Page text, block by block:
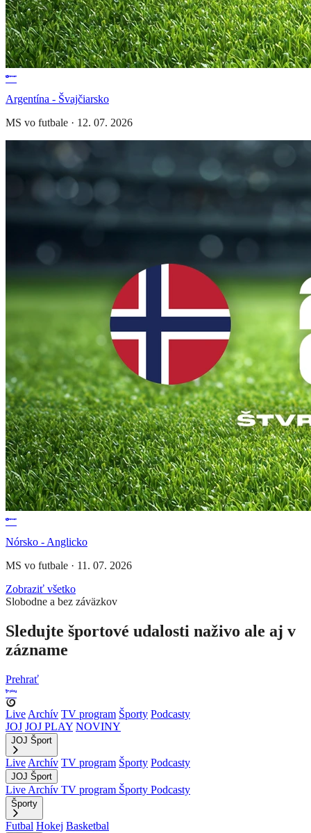
Argentína - Švajčiarsko
MS vo futbale · 12. 07. 2026
Nórsko - Anglicko
MS vo futbale · 11. 07. 2026
Zobraziť všetko
Slobodne a bez záväzkov
Sledujte športové udalosti naživo ale aj v
zázname
Prehrať
Live Archív TV program Športy Podcasty
JOJ JOJ PLAY NOVINY
JOJ Šport
Live Archív TV program Športy Podcasty
JOJ Šport
Live Archív TV program Športy Podcasty
Športy
Futbal Hokej Basketbal